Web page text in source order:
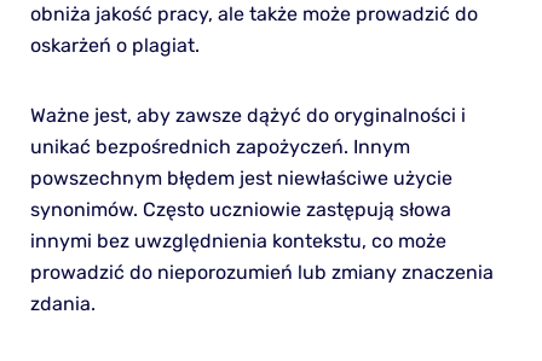
obniża jakość pracy, ale także może prowadzić do
oskarżeń o plagiat.
Ważne jest, aby zawsze dążyć do oryginalności i
unikać bezpośrednich zapożyczeń. Innym
powszechnym błędem jest niewłaściwe użycie
synonimów. Często uczniowie zastępują słowa
innymi bez uwzględnienia kontekstu, co może
prowadzić do nieporozumień lub zmiany znaczenia
zdania.